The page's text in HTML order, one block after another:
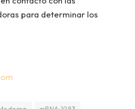
para determinar los